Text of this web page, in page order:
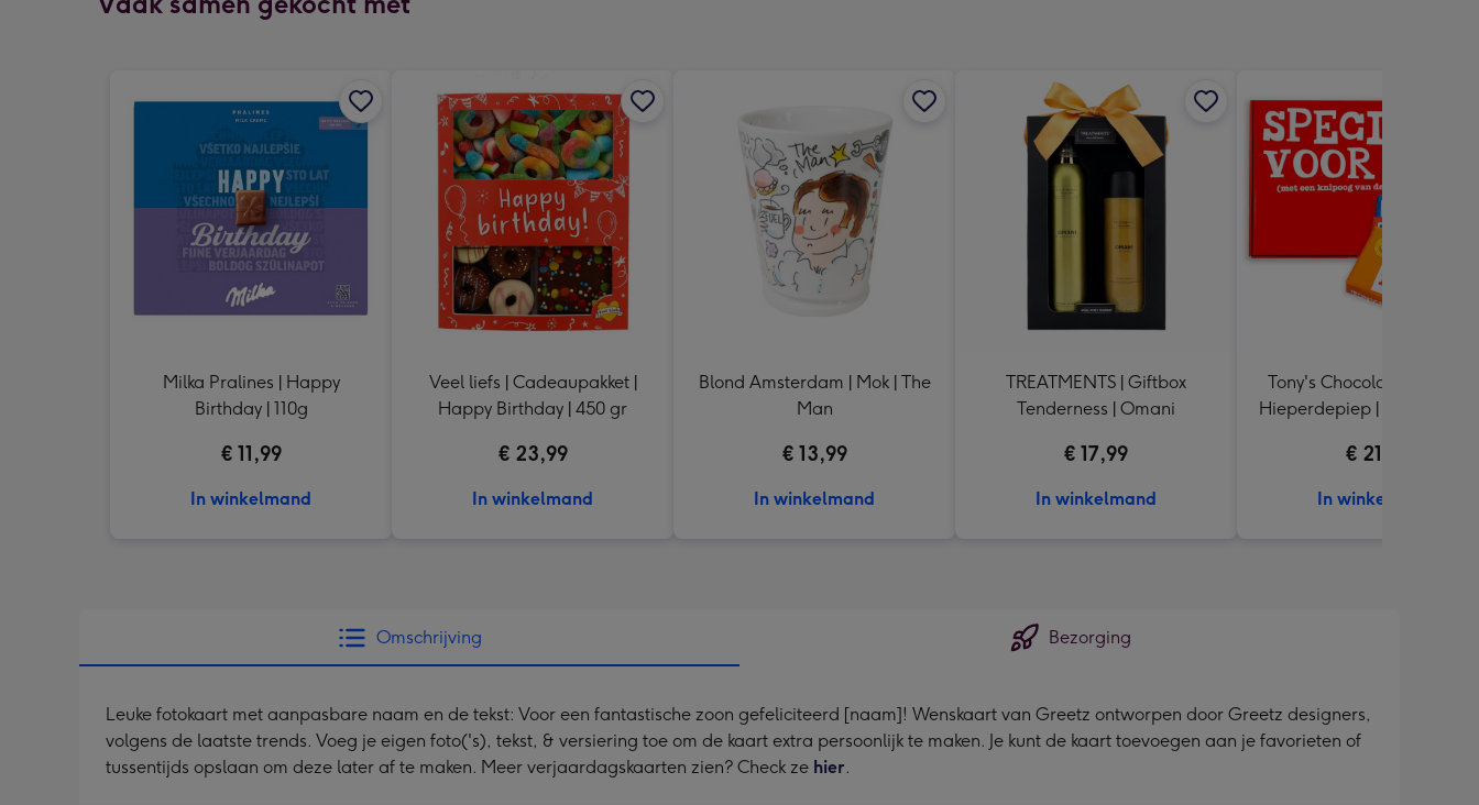
Milka Pralines | Happy
Birthday | 110g
€ 11,99
In winkelmand
Veel liefs | Cadeaupakket |
Happy Birthday | 450 gr
€ 23,99
In winkelmand
Blond Amsterdam | Mok | The
Man
€ 13,99
In winkelmand
TREATMENTS | Giftbox
Tenderness | Omani
€ 17,99
In winkelmand
Tony's Chocolonely |
Hieperdepiep | 3 repen |
€ 21,49
In winkelmand
Omschrijving Bezorging
Leuke fotokaart met aanpasbare naam en de tekst: Voor een fantastische zoon gefeliciteerd [naam]! Wenskaart van Greetz ontworpen door Greetz designers,
volgens de laatste trends. Voeg je eigen foto('s), tekst, & versiering toe om de kaart extra persoonlijk te maken. Je kunt de kaart toevoegen aan je favorieten of
tussentijds opslaan om deze later af te maken. Meer verjaardagskaarten zien? Check ze hier.